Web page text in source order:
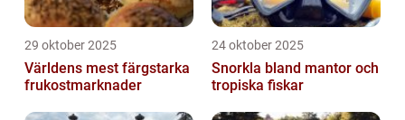
29 oktober 2025
Världens mest färgstarka
frukostmarknader
24 oktober 2025
Snorkla bland mantor och
tropiska fiskar